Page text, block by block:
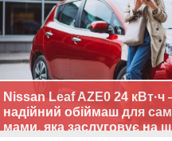
Nissan Leaf AZE0 24 кВт·ч
надійний обіймаш для
мами, яка заслуговує на